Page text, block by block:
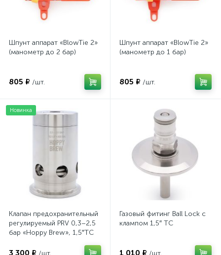
Шпунт аппарат «BlowTie 2»
(манометр до 2 бар)
805 ₽ /шт.
Шпунт аппарат «BlowTie 2»
(манометр до 1 бар)
805 ₽ /шт.
Новинка
Клапан предохранительный
регулируемый PRV 0,3–2,5
бар «Hoppy Brew», 1,5″TC
3 300 ₽ /шт.
Газовый фитинг Ball Lock с
клампом 1,5″ TC
1 010 ₽ /шт.